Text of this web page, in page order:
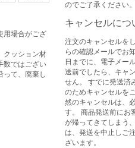
用場合がござ
クッション材
数ではござい
って、廃棄し
のでご了承ください。
キャンセルにつ
注文のキャンセルを
らの確認メールでお
日までに、電子メー
送前でしたら、キャ
せん。 すでに発送済
のためキャンセルを
然のキャンセルは、
す。 商品発送前にお
が帰ってきてしまう
は、発送を中止しご
ざいます。